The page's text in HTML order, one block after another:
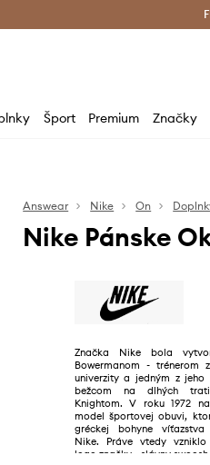
Bezplatná
Šport Premium Značky
Answear Nike On
Nike Pánske
Značka Nike bola
Bowermanom - trénerom
univerzity a jedným z jeho
bežcom na dlhých
Knightom. V roku 1972
model športovej obuvi,
gréckej bohyne víťazstva
Nike. Práve vtedy vzniklo
logo značky - slávny swoosh.